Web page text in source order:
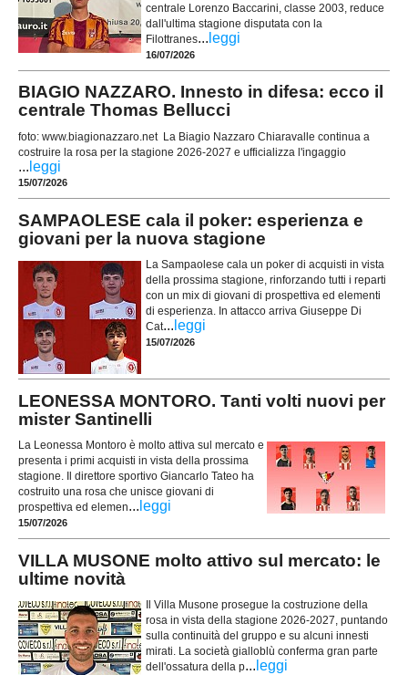
centrale Lorenzo Baccarini, classe 2003, reduce
dall'ultima stagione disputata con la
Filottranes... leggi
16/07/2026
BIAGIO NAZZARO. Innesto in difesa: ecco il
centrale Thomas Bellucci
foto: www.biagionazzaro.net La Biagio Nazzaro Chiaravalle continua a
costruire la rosa per la stagione 2026-2027 e ufficializza l'ingaggio
... leggi
15/07/2026
SAMPAOLESE cala il poker: esperienza e
giovani per la nuova stagione
La Sampaolese cala un poker di acquisti in vista
della prossima stagione, rinforzando tutti i reparti
con un mix di giovani di prospettiva ed elementi
di esperienza. In attacco arriva Giuseppe Di
Cat... leggi
15/07/2026
LEONESSA MONTORO. Tanti volti nuovi per
mister Santinelli
La Leonessa Montoro è molto attiva sul mercato e
presenta i primi acquisti in vista della prossima
stagione. Il direttore sportivo Giancarlo Tateo ha
costruito una rosa che unisce giovani di
prospettiva ed elemen... leggi
15/07/2026
VILLA MUSONE molto attivo sul mercato: le
ultime novità
Il Villa Musone prosegue la costruzione della
rosa in vista della stagione 2026-2027, puntando
sulla continuità del gruppo e su alcuni innesti
mirati. La società gialloblù conferma gran parte
dell'ossatura della p... leggi